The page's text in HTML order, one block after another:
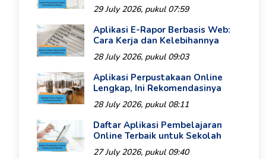
29 July 2026, pukul 07:59
Aplikasi E-Rapor Berbasis Web:
Cara Kerja dan Kelebihannya
28 July 2026, pukul 09:03
Aplikasi Perpustakaan Online
Lengkap, Ini Rekomendasinya
28 July 2026, pukul 08:11
Daftar Aplikasi Pembelajaran
Online Terbaik untuk Sekolah
27 July 2026, pukul 09:40